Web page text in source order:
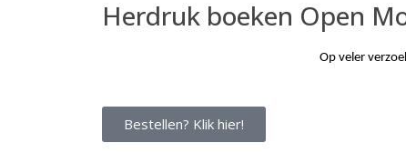
Herdruk boeken Open
Op veler
Bestellen? Klik hier!